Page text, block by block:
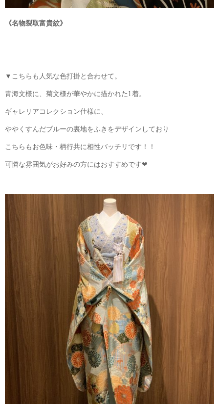
《名物裂取富貴紋》
▼こちらも人気な色打掛と合わせて。
青海文様に、菊文様が華やかに描かれた1着。
ギャレリアコレクション仕様に、
ややくすんだブルーの裏地をふきをデザインしており
こちらもお色味・柄行共に相性バッチリです！！
可憐な雰囲気がお好みの方にはおすすめです❤︎